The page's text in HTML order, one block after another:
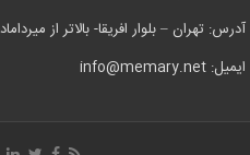
آدرس: تهران – بلوار افریقا- بالاتر از میرداماد- تابان
ایمیل: info@memary.net